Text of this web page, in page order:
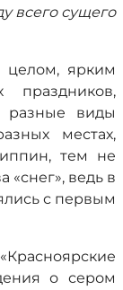
всего сущего
ярким
разные виды
местах,
тем не
«снег», ведь в
с первым
о сером